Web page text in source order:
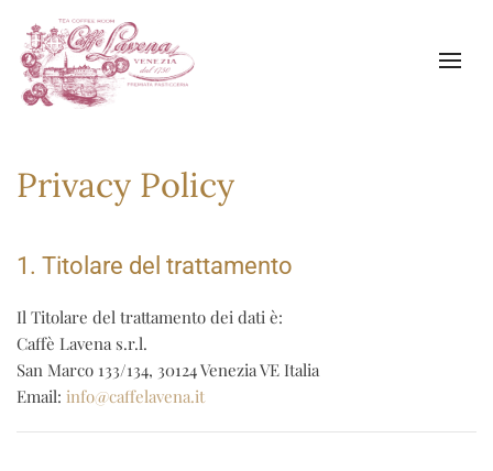
Skip to main content
Privacy Policy
1. Titolare del trattamento
Il Titolare del trattamento dei dati è:
Caffè Lavena s.r.l.
San Marco 133/134, 30124 Venezia VE Italia
Email: info@caffelavena.it